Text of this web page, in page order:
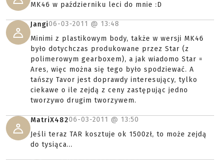
MK46 w październiku leci do mnie :D
Jangi06-03-2011 @ 13:48
Minimi z plastikowym body, także w wersji MK46
było dotychczas produkowane przez Star (z
polimerowym gearboxem), a jak wiadomo Star =
Ares, więc można się tego było spodziewać. A
tańszy Tavor jest doprawdy interesujący, tylko
ciekawe o ile zejdą z ceny zastępując jedno
tworzywo drugim tworzywem.
MatriX48206-03-2011 @ 13:50
Jeśli teraz TAR kosztuje ok 1500zł, to może zejdą
do tysiąca...